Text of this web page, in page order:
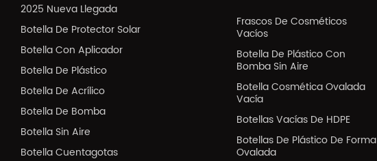
2025 Nueva Llegada
Botella De Protector Solar
Botella Con Aplicador
Botella De Plástico
Botella De Acrílico
Botella De Bomba
Botella Sin Aire
Botella Cuentagotas
Frascos De Cosméticos
Vacíos
Botella De Plástico Con
Bomba Sin Aire
Botella Cosmética Ovalada
Vacía
Botellas Vacías De HDPE
Botellas De Plástico De Forma
Ovalada